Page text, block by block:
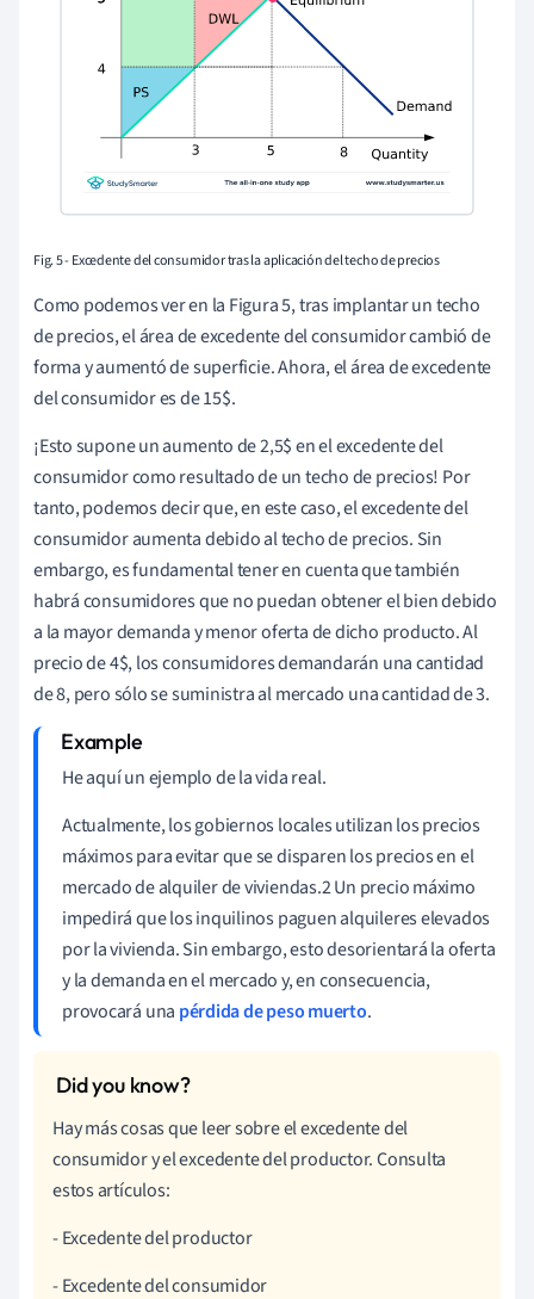
Fig. 5 - Excedente del consumidor tras la aplicación del techo de precios
Como podemos ver en la Figura 5, tras implantar un techo
de precios, el área de excedente del consumidor cambió de
forma y aumentó de superficie. Ahora, el área de excedente
del consumidor es de 15$.
¡Esto supone un aumento de 2,5$ en el excedente del
consumidor como resultado de un techo de precios! Por
tanto, podemos decir que, en este caso, el excedente del
consumidor aumenta debido al techo de precios. Sin
embargo, es fundamental tener en cuenta que también
habrá consumidores que no puedan obtener el bien debido
a la mayor demanda y menor oferta de dicho producto. Al
precio de 4$, los consumidores demandarán una cantidad
de 8, pero sólo se suministra al mercado una cantidad de 3.
He aquí un ejemplo de la vida real.
Actualmente, los gobiernos locales utilizan los precios
máximos para evitar que se disparen los precios en el
mercado de alquiler de viviendas.2 Un precio máximo
impedirá que los inquilinos paguen alquileres elevados
por la vivienda. Sin embargo, esto desorientará la oferta
y la demanda en el mercado y, en consecuencia,
provocará una pérdida de peso muerto.
Hay más cosas que leer sobre el excedente del
consumidor y el excedente del productor. Consulta
estos artículos:
- Excedente del productor
- Excedente del consumidor